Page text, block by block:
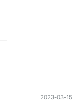
2023-03-15